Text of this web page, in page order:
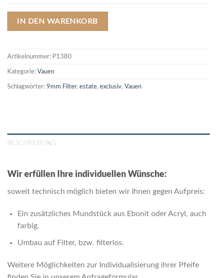
IN DEN WARENKORB
Artikelnummer: P1380
Kategorie: Vauen
Schlagwörter: 9mm Filter, estate, exclusiv, Vauen
BESCHREIBUNG
Wir erfüllen Ihre individuellen Wünsche:
soweit technisch möglich bieten wir Ihnen gegen Aufpreis:
Ein zusätzliches Mundstück aus Ebonit oder Acryl, auch
farbig.
Umbau auf Filter, bzw. ﬁlterlos.
Weitere Möglichkeiten zur Individualisierung ihrer Pfeife